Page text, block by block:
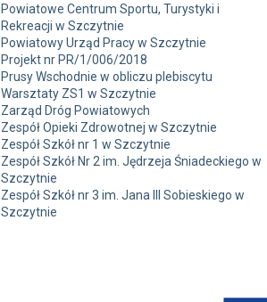
Powiatowe Centrum Sportu, Turystyki i
Rekreacji w Szczytnie
Powiatowy Urząd Pracy w Szczytnie
Projekt nr PR/1/006/2018
Prusy Wschodnie w obliczu plebiscytu
Warsztaty ZS1 w Szczytnie
Zarząd Dróg Powiatowych
Zespół Opieki Zdrowotnej w Szczytnie
Zespół Szkół nr 1 w Szczytnie
Zespół Szkół Nr 2 im. Jędrzeja Śniadeckiego w
Szczytnie
Zespół Szkół nr 3 im. Jana III Sobieskiego w
Szczytnie